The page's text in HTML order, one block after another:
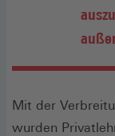
Mit der
wurden